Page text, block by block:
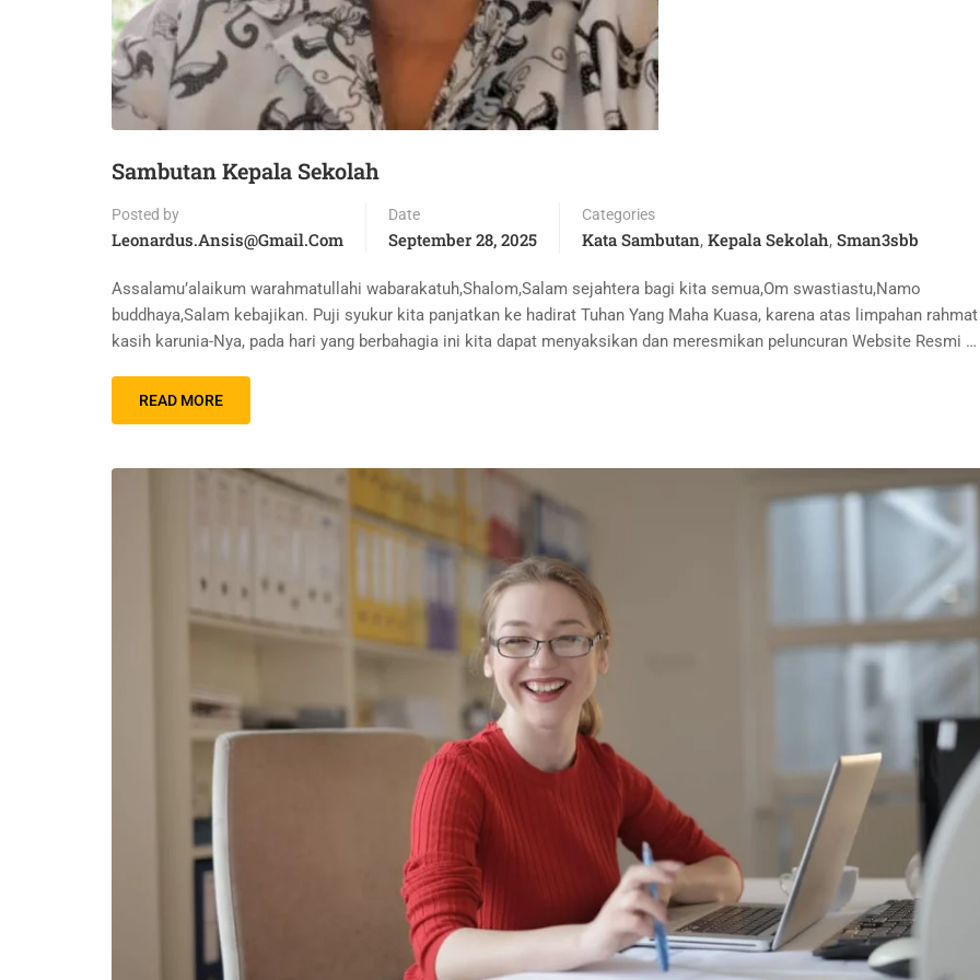
Sambutan Kepala Sekolah
Posted by
Leonardus.ansis@gmail.com
Date
September 28, 2025
Categories
Kata Sambutan, Kepala Sekolah, Sman3sbb
Assalamu’alaikum warahmatullahi wabarakatuh,Shalom,Salam sejahtera bagi kita semua,Om swastiastu,Namo
buddhaya,Salam kebajikan. Puji syukur kita panjatkan ke hadirat Tuhan Yang Maha Kuasa, karena atas limpahan
kasih karunia-Nya, pada hari yang berbahagia ini kita dapat menyaksikan dan meresmikan peluncuran Website Resmi …
READ MORE